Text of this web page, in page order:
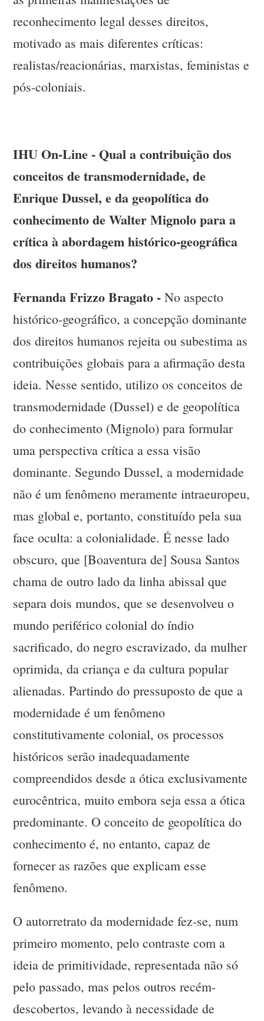
reconhecimento legal desses direitos,
motivado as mais diferentes críticas:
realistas/reacionárias, marxistas, feministas e
pós-coloniais.
IHU On-Line - Qual a contribuição dos
conceitos de transmodernidade, de
Enrique Dussel, e da geopolítica do
conhecimento de Walter Mignolo para a
crítica à abordagem histórico-geográfica
dos direitos humanos?
Fernanda Frizzo Bragato - No aspecto
histórico-geográfico, a concepção dominante
dos direitos humanos rejeita ou subestima as
contribuições globais para a afirmação desta
ideia. Nesse sentido, utilizo os conceitos de
transmodernidade (Dussel) e de geopolítica
do conhecimento (Mignolo) para formular
uma perspectiva crítica a essa visão
dominante. Segundo Dussel, a modernidade
não é um fenômeno meramente intraeuropeu,
mas global e, portanto, constituído pela sua
face oculta: a colonialidade. É nesse lado
obscuro, que [Boaventura de] Sousa Santos
chama de outro lado da linha abissal que
separa dois mundos, que se desenvolveu o
mundo periférico colonial do índio
sacrificado, do negro escravizado, da mulher
oprimida, da criança e da cultura popular
alienadas. Partindo do pressuposto de que a
modernidade é um fenômeno
constitutivamente colonial, os processos
históricos serão inadequadamente
compreendidos desde a ótica exclusivamente
eurocêntrica, muito embora seja essa a ótica
predominante. O conceito de geopolítica do
conhecimento é, no entanto, capaz de
fornecer as razões que explicam esse
fenômeno.
O autorretrato da modernidade fez-se, num
primeiro momento, pelo contraste com a
ideia de primitividade, representada não só
pelo passado, mas pelos outros recém-
descobertos, levando à necessidade de